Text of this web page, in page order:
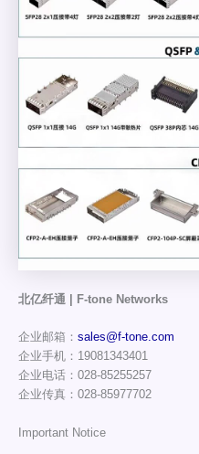
北亿纤通 | F-tone Networks
企业邮箱： sales@f-tone.com
企业手机：19081343401
企业电话：028-85255257
企业传真：028-85977702
Important Notice